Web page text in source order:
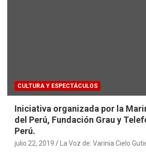
CULTURA Y ESPECTÁCULOS
Iniciativa organizada por la
del Perú, Fundación Grau y
Perú.
julio 22, 2019 La Voz de: Varinia Cielo